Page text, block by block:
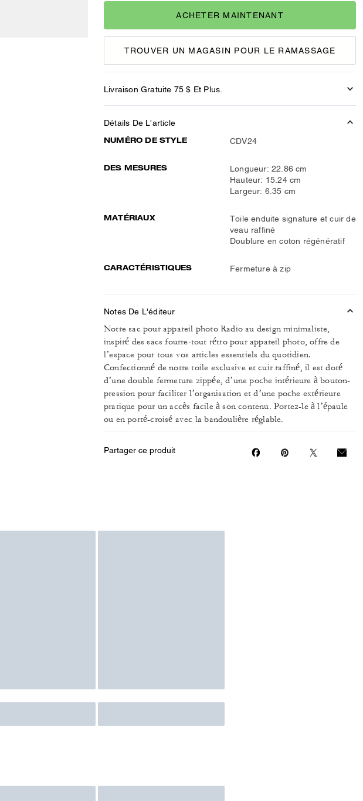
ACHETER MAINTENANT
TROUVER UN MAGASIN POUR LE RAMASSAGE
Livraison Gratuite 75 $ Et Plus.
Détails De L'article
NUMÉRO DE STYLE CDV24
DES MESURES
Longueur: 22.86 cm
Hauteur: 15.24 cm
Largeur: 6.35 cm
MATÉRIAUX
Toile enduite signature et cuir de
veau raffiné
Doublure en coton régénératif
CARACTÉRISTIQUES Fermeture à zip
Notes De L'éditeur
Notre sac pour appareil photo Radio au design minimaliste,
inspiré des sacs fourre-tout rétro pour appareil photo, offre de
l’espace pour tous vos articles essentiels du quotidien.
Confectionné de notre toile exclusive et cuir raffiné, il est doté
d’une double fermeture zippée, d’une poche intérieure à bouton-
pression pour faciliter l’organisation et d’une poche extérieure
pratique pour un accès facile à son contenu. Portez-le à l’épaule
ou en porté-croisé avec la bandoulière réglable.
Partager ce produit